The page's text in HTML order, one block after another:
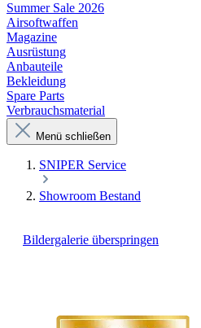
Summer Sale 2026
Airsoftwaffen
Magazine
Ausrüstung
Anbauteile
Bekleidung
Spare Parts
Verbrauchsmaterial
Menü schließen
SNIPER Service
Showroom Bestand
Bildergalerie überspringen